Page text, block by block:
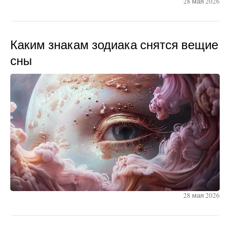
Каким знакам зодиака снятся вещие
сны
28 мая 2026